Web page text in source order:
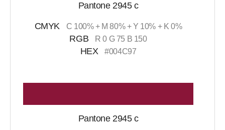
Pantone 2945 c
CMYK C 100% + M 80% + Y 10% + K 0%
RGB R 0 G 75 B 150
HEX #004C97
Pantone 2945 c